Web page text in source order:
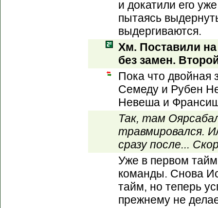
и докатили его
пытаясь
выдергиваются.
Хм. Поставили
без замен.
Пока что двойная
Семеду и Рубен
Невеша и
Так, там
травмировался.
сразу после...
Уже в первом
команды. Снова
тайм, но теперь
прежнему не